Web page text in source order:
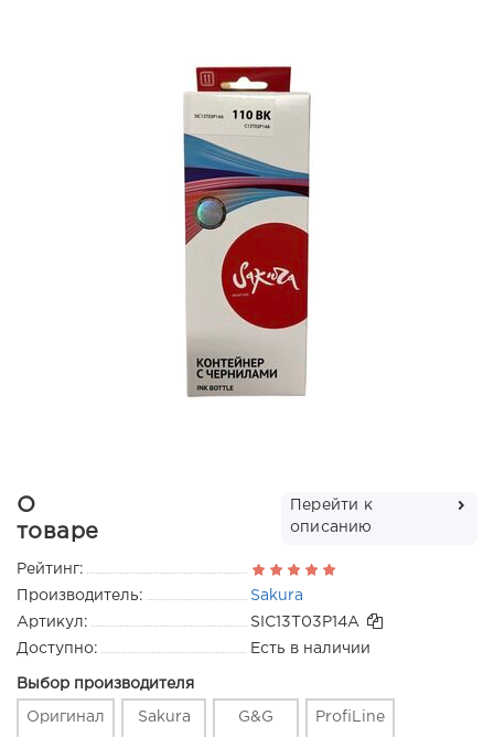
О
товаре
Перейти к
описанию
Рейтинг:
Производитель:
Sakura
Артикул:
SIC13T03P14A
Доступно:
Есть в наличии
Выбор производителя
Оригинал Sakura G&G ProfiLine